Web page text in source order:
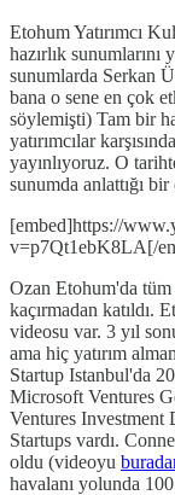
Etohum Yatırımcı
hazırlık
sunumlarda Serkan
bana o sene en çok
söylemişti) Tam bir
yatırımcılar
yayınlıyoruz. O
sunumda anlattığı
[embed]https://
v=p7Qt1ebK8LA[/
Ozan Etohum'da
kaçırmadan katıldı.
videosu var. 3 yıl
ama hiç yatırım
Startup Istanbul'da
Microsoft Ventures
Ventures
Startups vardı.
oldu (videoyu
havalanı yolunda